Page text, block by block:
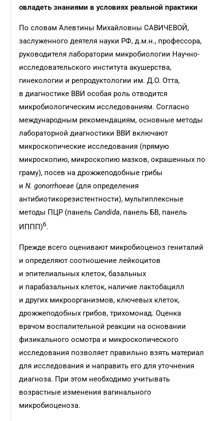
овладеть знаниями в условиях реальной практики
По словам Алевтины Михайловны САВИЧЕВОЙ,
заслуженного деятеля науки РФ, д.м.н., профессора,
руководителя лаборатории микробиологии Научно-
исследовательского института акушерства,
гинекологии и репродуктологии им. Д.О. Отта,
в диагностике ВВИ особая роль отводится
микробиологическим исследованиям. Согласно
международным рекомендациям, основные методы
лабораторной диагностики ВВИ включают
микроскопические исследования (прямую
микроскопию, микроскопию мазков, окрашенных по
граму), посев на дрожжеподобные грибы
и N. gonorrhoeae (для определения
антибиотикорезистентности), мультиплексные
методы ПЦР (панель Candida, панель БВ, панель
ИППП)6.
Прежде всего оценивают микробиоценоз гениталий
и определяют соотношение лейкоцитов
и эпителиальных клеток, базальных
и парабазальных клеток, наличие лактобацилл
и других микроорганизмов, ключевых клеток,
дрожжеподобных грибов, трихомонад. Оценка
врачом воспалительной реакции на основании
физикального осмотра и микроскопического
исследования позволяет правильно взять материал
для исследования и направить его для уточнения
диагноза. При этом необходимо учитывать
возрастные изменения вагинального
микробиоценоза.